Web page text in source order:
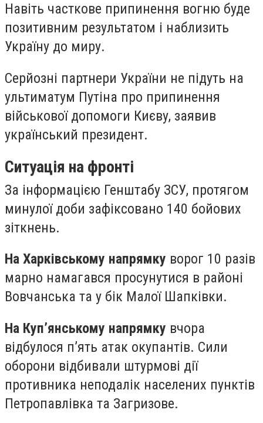
Навіть часткове припинення вогню буде
позитивним результатом і наблизить
Україну до миру.
Серйозні партнери України не підуть на
ультиматум Путіна про припинення
військової допомоги Києву, заявив
український президент.
Ситуація на фронті
За інформацією Генштабу ЗСУ, протягом
минулої доби зафіксовано 140 бойових
зіткнень.
На Харківському напрямку ворог 10 разів
марно намагався просунутися в районі
Вовчанська та у бік Малої Шапківки.
На Куп’янському напрямку вчора
відбулося п’ять атак окупантів. Сили
оборони відбивали штурмові дії
противника неподалік населених пунктів
Петропавлівка та Загризове.